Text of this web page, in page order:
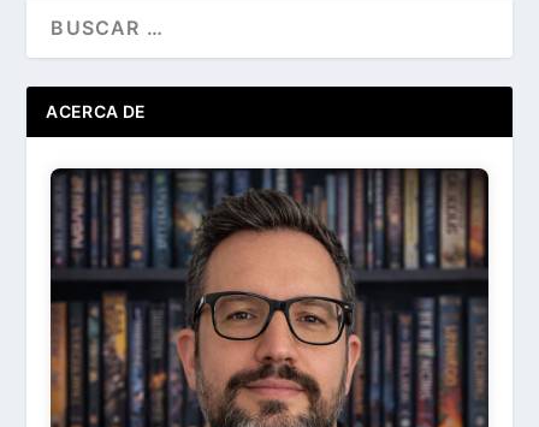
ACERCA DE
Ir
Acerca de ...